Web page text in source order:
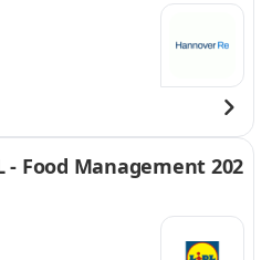
- Food Management 202